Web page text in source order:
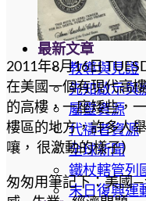
認識聖靈
少兒專區
最新文章
教導與見證
先知啟示與
屬靈資源
代禱者資源
全球新聞
鐵杖轄管列
末日復興運
2011年8月16日
在美國一個有現代高
的高樓，一座矮些，
樓區的地方，許多人
嚷， 很激動的樣子）
匆匆用筆記下：美國